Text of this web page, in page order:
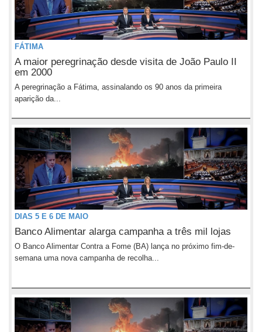
FÁTIMA
A maior peregrinação desde visita de João Paulo II
em 2000
A peregrinação a Fátima, assinalando os 90 anos da primeira
aparição da...
DIAS 5 E 6 DE MAIO
Banco Alimentar alarga campanha a três mil lojas
O Banco Alimentar Contra a Fome (BA) lança no próximo fim-de-
semana uma nova campanha de recolha...